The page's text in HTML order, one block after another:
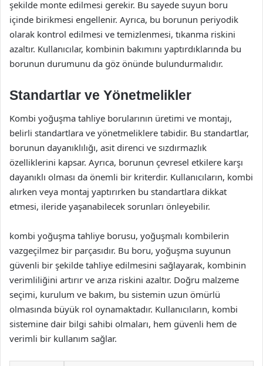
şekilde monte edilmesi gerekir. Bu sayede suyun boru
içinde birikmesi engellenir. Ayrıca, bu borunun periyodik
olarak kontrol edilmesi ve temizlenmesi, tıkanma riskini
azaltır. Kullanıcılar, kombinin bakımını yaptırdıklarında bu
borunun durumunu da göz önünde bulundurmalıdır.
Standartlar ve Yönetmelikler
Kombi yoğuşma tahliye borularının üretimi ve montajı,
belirli standartlara ve yönetmeliklere tabidir. Bu standartlar,
borunun dayanıklılığı, asit direnci ve sızdırmazlık
özelliklerini kapsar. Ayrıca, borunun çevresel etkilere karşı
dayanıklı olması da önemli bir kriterdir. Kullanıcıların, kombi
alırken veya montaj yaptırırken bu standartlara dikkat
etmesi, ileride yaşanabilecek sorunları önleyebilir.
kombi yoğuşma tahliye borusu, yoğuşmalı kombilerin
vazgeçilmez bir parçasıdır. Bu boru, yoğuşma suyunun
güvenli bir şekilde tahliye edilmesini sağlayarak, kombinin
verimliliğini artırır ve arıza riskini azaltır. Doğru malzeme
seçimi, kurulum ve bakım, bu sistemin uzun ömürlü
olmasında büyük rol oynamaktadır. Kullanıcıların, kombi
sistemine dair bilgi sahibi olmaları, hem güvenli hem de
verimli bir kullanım sağlar.